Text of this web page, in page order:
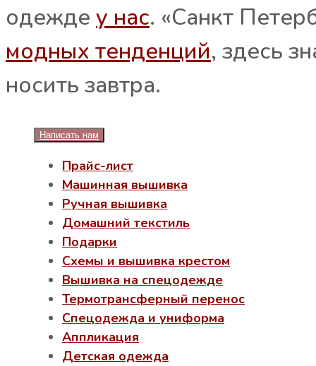
одежде у нас. «Санкт
модных тенденций, здесь
носить завтра.
Написать нам
Прайс-лист
Машинная вышивка
Ручная вышивка
Домашний текстиль
Подарки
Схемы и вышивка крестом
Вышивка на спецодежде
Термотрансферный перенос
Спецодежда и униформа
Аппликация
Детская одежда